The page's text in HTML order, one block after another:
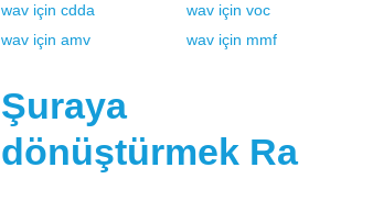
wav için cdda wav için voc
wav için amv wav için mmf
Şuraya
dönüştürmek Ra